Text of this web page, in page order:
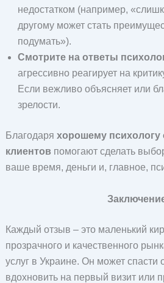
недостатком (например,
другому может стать
подумать»).
Смотрите на ответы
агрессивно реагирует на
Если вежливо объясняет или
зрелости.
Благодаря хорошему
клиентов помогают сделать
ваше время, деньги и, главное,
Каждый отзыв – это маленький
прозрачного и качественного
услуг в Украине. Он может спасти
вдохновить на первый визит или